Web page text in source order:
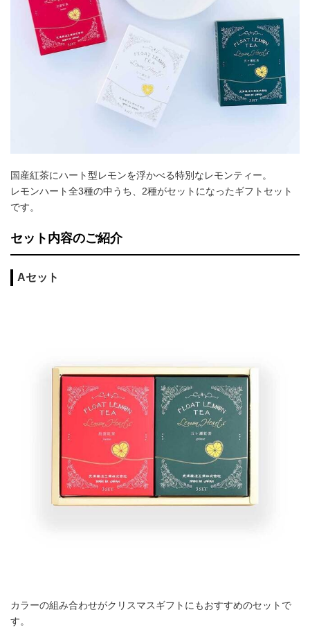
国産紅茶にハート型レモンを浮かべる特別なレモンティー。
レモンハート全3種の中うち、2種がセットになったギフトセット
です。
セット内容のご紹介
Aセット
カラーの組み合わせがクリスマスギフトにもおすすめのセットで
す。